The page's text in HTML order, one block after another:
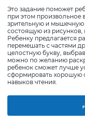
Это задание поможет
при этом произвольное
зрительную и мышечную
состоящую из рисунков,
Ребенку предлагается
перемешать с частями
целостную букву,
можно по желанию
ребенок сможет лучше
сформировать хорошую
навыков чтения.